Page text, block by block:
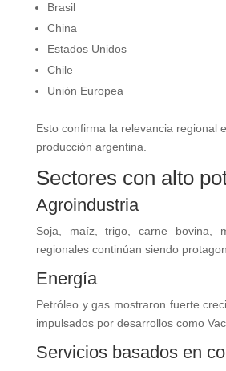
Brasil
China
Estados Unidos
Chile
Unión Europea
Esto confirma la relevancia regional
producción argentina.
Sectores con alto
Agroindustria
Soja, maíz, trigo, carne bovina,
regionales continúan siendo
Energía
Petróleo y gas mostraron fuerte
impulsados por desarrollos como
Servicios basados en